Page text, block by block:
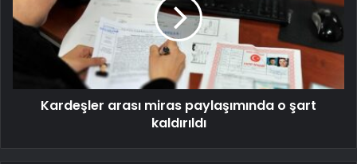
Kardeşler arası miras paylaşımında o şart
kaldırıldı